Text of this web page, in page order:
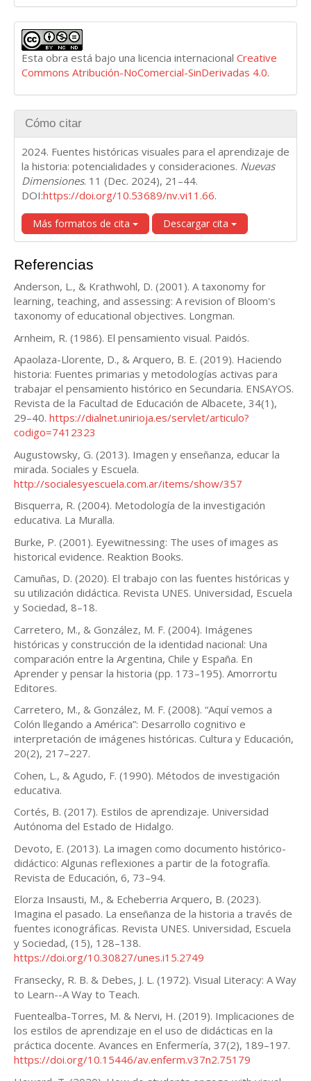
Esta obra está bajo una licencia internacional Creative
Commons Atribución-NoComercial-SinDerivadas 4.0.
Cómo citar
2024. Fuentes históricas visuales para el aprendizaje de
la historia: potencialidades y consideraciones. Nuevas
Dimensiones. 11 (Dec. 2024), 21–44.
DOI:https://doi.org/10.53689/nv.vi11.66.
Más formatos de cita Descargar cita
Referencias
Anderson, L., & Krathwohl, D. (2001). A taxonomy for
learning, teaching, and assessing: A revision of Bloom's
taxonomy of educational objectives. Longman.
Arnheim, R. (1986). El pensamiento visual. Paidós.
Apaolaza-Llorente, D., & Arquero, B. E. (2019). Haciendo
historia: Fuentes primarias y metodologías activas para
trabajar el pensamiento histórico en Secundaria. ENSAYOS.
Revista de la Facultad de Educación de Albacete, 34(1),
29–40. https://dialnet.unirioja.es/servlet/articulo?
codigo=7412323
Augustowsky, G. (2013). Imagen y enseñanza, educar la
mirada. Sociales y Escuela.
http://socialesyescuela.com.ar/items/show/357
Bisquerra, R. (2004). Metodología de la investigación
educativa. La Muralla.
Burke, P. (2001). Eyewitnessing: The uses of images as
historical evidence. Reaktion Books.
Camuñas, D. (2020). El trabajo con las fuentes históricas y
su utilización didáctica. Revista UNES. Universidad, Escuela
y Sociedad, 8–18.
Carretero, M., & González, M. F. (2004). Imágenes
históricas y construcción de la identidad nacional: Una
comparación entre la Argentina, Chile y España. En
Aprender y pensar la historia (pp. 173–195). Amorrortu
Editores.
Carretero, M., & González, M. F. (2008). “Aquí vemos a
Colón llegando a América”: Desarrollo cognitivo e
interpretación de imágenes históricas. Cultura y Educación,
20(2), 217–227.
Cohen, L., & Agudo, F. (1990). Métodos de investigación
educativa.
Cortés, B. (2017). Estilos de aprendizaje. Universidad
Autónoma del Estado de Hidalgo.
Devoto, E. (2013). La imagen como documento histórico-
didáctico: Algunas reflexiones a partir de la fotografía.
Revista de Educación, 6, 73–94.
Elorza Insausti, M., & Echeberria Arquero, B. (2023).
Imagina el pasado. La enseñanza de la historia a través de
fuentes iconográficas. Revista UNES. Universidad, Escuela
y Sociedad, (15), 128–138.
https://doi.org/10.30827/unes.i15.2749
Fransecky, R. B. & Debes, J. L. (1972). Visual Literacy: A Way
to Learn--A Way to Teach.
Fuentealba-Torres, M. & Nervi, H. (2019). Implicaciones de
los estilos de aprendizaje en el uso de didácticas en la
práctica docente. Avances en Enfermería, 37(2), 189–197.
https://doi.org/10.15446/av.enferm.v37n2.75179